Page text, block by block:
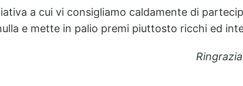
a cui vi consigliamo caldamente di
e mette in palio premi piuttosto ricchi ed